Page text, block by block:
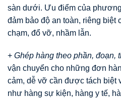
sàn dưới. Ưu điểm của
đảm bảo độ an toàn, riêng biệt
chạm, đổ vỡ, nhầm lẫn.
+ Ghép hàng theo phần, đoạn,
vận chuyển cho những đơn
cảm, dễ vỡ cần được tách biệt
như hàng sự kiện, hàng y tế,